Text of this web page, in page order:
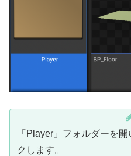
「Player」フォルダーを
クします。